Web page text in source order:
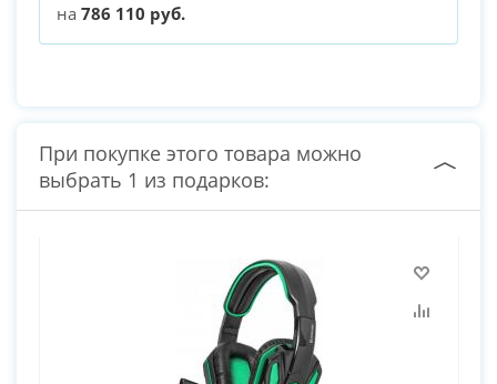
на 786 110 руб.
При покупке этого товара можно
выбрать 1 из подарков: